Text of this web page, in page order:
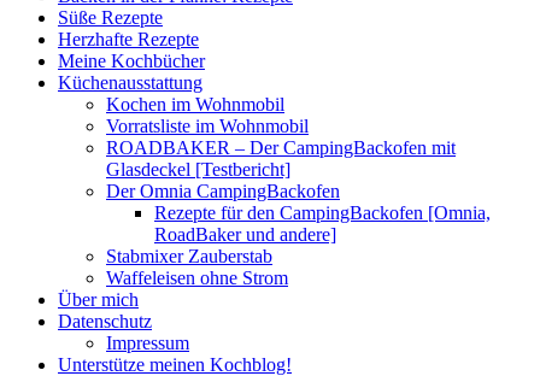
Süße Rezepte
Herzhafte Rezepte
Meine Kochbücher
Küchenausstattung
Kochen im Wohnmobil
Vorratsliste im Wohnmobil
ROADBAKER – Der CampingBackofen mit
Glasdeckel [Testbericht]
Der Omnia CampingBackofen
Rezepte für den CampingBackofen [Omnia,
RoadBaker und andere]
Stabmixer Zauberstab
Waffeleisen ohne Strom
Über mich
Datenschutz
Impressum
Unterstütze meinen Kochblog!